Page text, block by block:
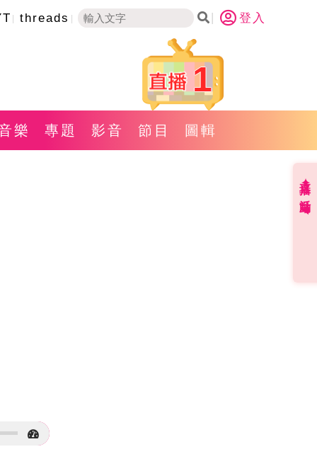
threads 登入
1
樂 專題 影音 節目 圖輯
直播✦活動